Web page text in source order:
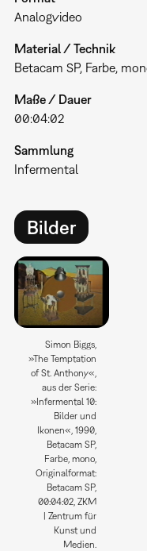
Analogvideo
Material / Technik
Betacam SP, Farbe,
Maße / Dauer
00:04:02
Sammlung
Infermental
Bilder
Simon Biggs,
»The Temptation
of St. Anthony«,
aus der Serie:
»Infermental 10:
Bilder und
Ikonen«, 1990,
Betacam SP,
Farbe, mono,
Originalformat:
Betacam SP,
00:04:02, ZKM
| Zentrum für
Kunst und
Medien.